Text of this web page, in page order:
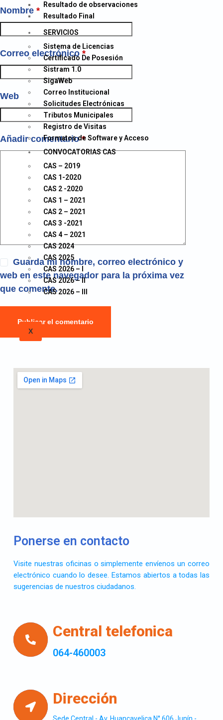
Resultado de observaciones
Resultado Final
SERVICIOS
Sistema de Licencias
Certificado De Posesión
Sistram 1.0
SigaWeb
Correo Institucional
Solicitudes Electrónicas
Tributos Municipales
Registro de Visitas
Formatos de Software y Acceso
CONVOCATORIAS CAS
CAS – 2019
CAS 1-2020
CAS 2 -2020
CAS 1 – 2021
CAS 2 – 2021
CAS 3 -2021
CAS 4 – 2021
CAS 2024
CAS 2025
CAS 2026 – I
CAS 2026 – II
CAS 2026 – III
X
Nombre *
Correo electrónico *
Web
Añadir comentario*
Guarda mi nombre, correo electrónico y
web en este navegador para la próxima vez
que comente.
Publicar el comentario
Ponerse en contacto
Visite nuestras oficinas o simplemente envíenos un correo
electrónico cuando lo desee. Estamos abiertos a todas las
sugerencias de nuestros ciudadanos.
Central telefonica
064-460003
Dirección